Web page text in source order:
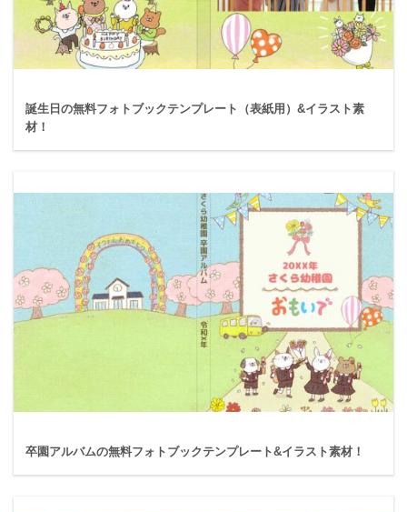
誕生日の無料フォトブックテンプレート（表紙用）&イラスト素
材！
卒園アルバムの無料フォトブックテンプレート&イラスト素材！